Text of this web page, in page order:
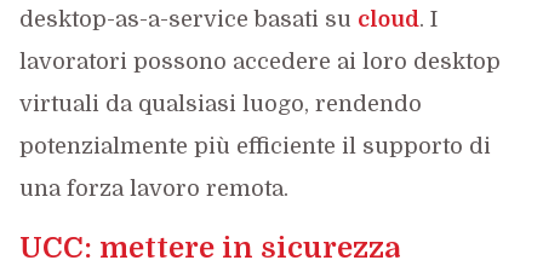
desktop-as-a-service basati su cloud. I
lavoratori possono accedere ai loro desktop
virtuali da qualsiasi luogo, rendendo
potenzialmente più efficiente il supporto di
una forza lavoro remota.
UCC: mettere in sicurezza